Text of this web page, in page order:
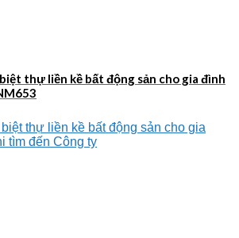
thự liền kề bất động sản cho gia đình
thự liền kề bất động sản cho gia
tìm đến Công ty